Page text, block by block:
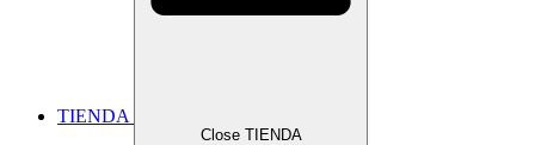
TIENDA
Close TIENDA